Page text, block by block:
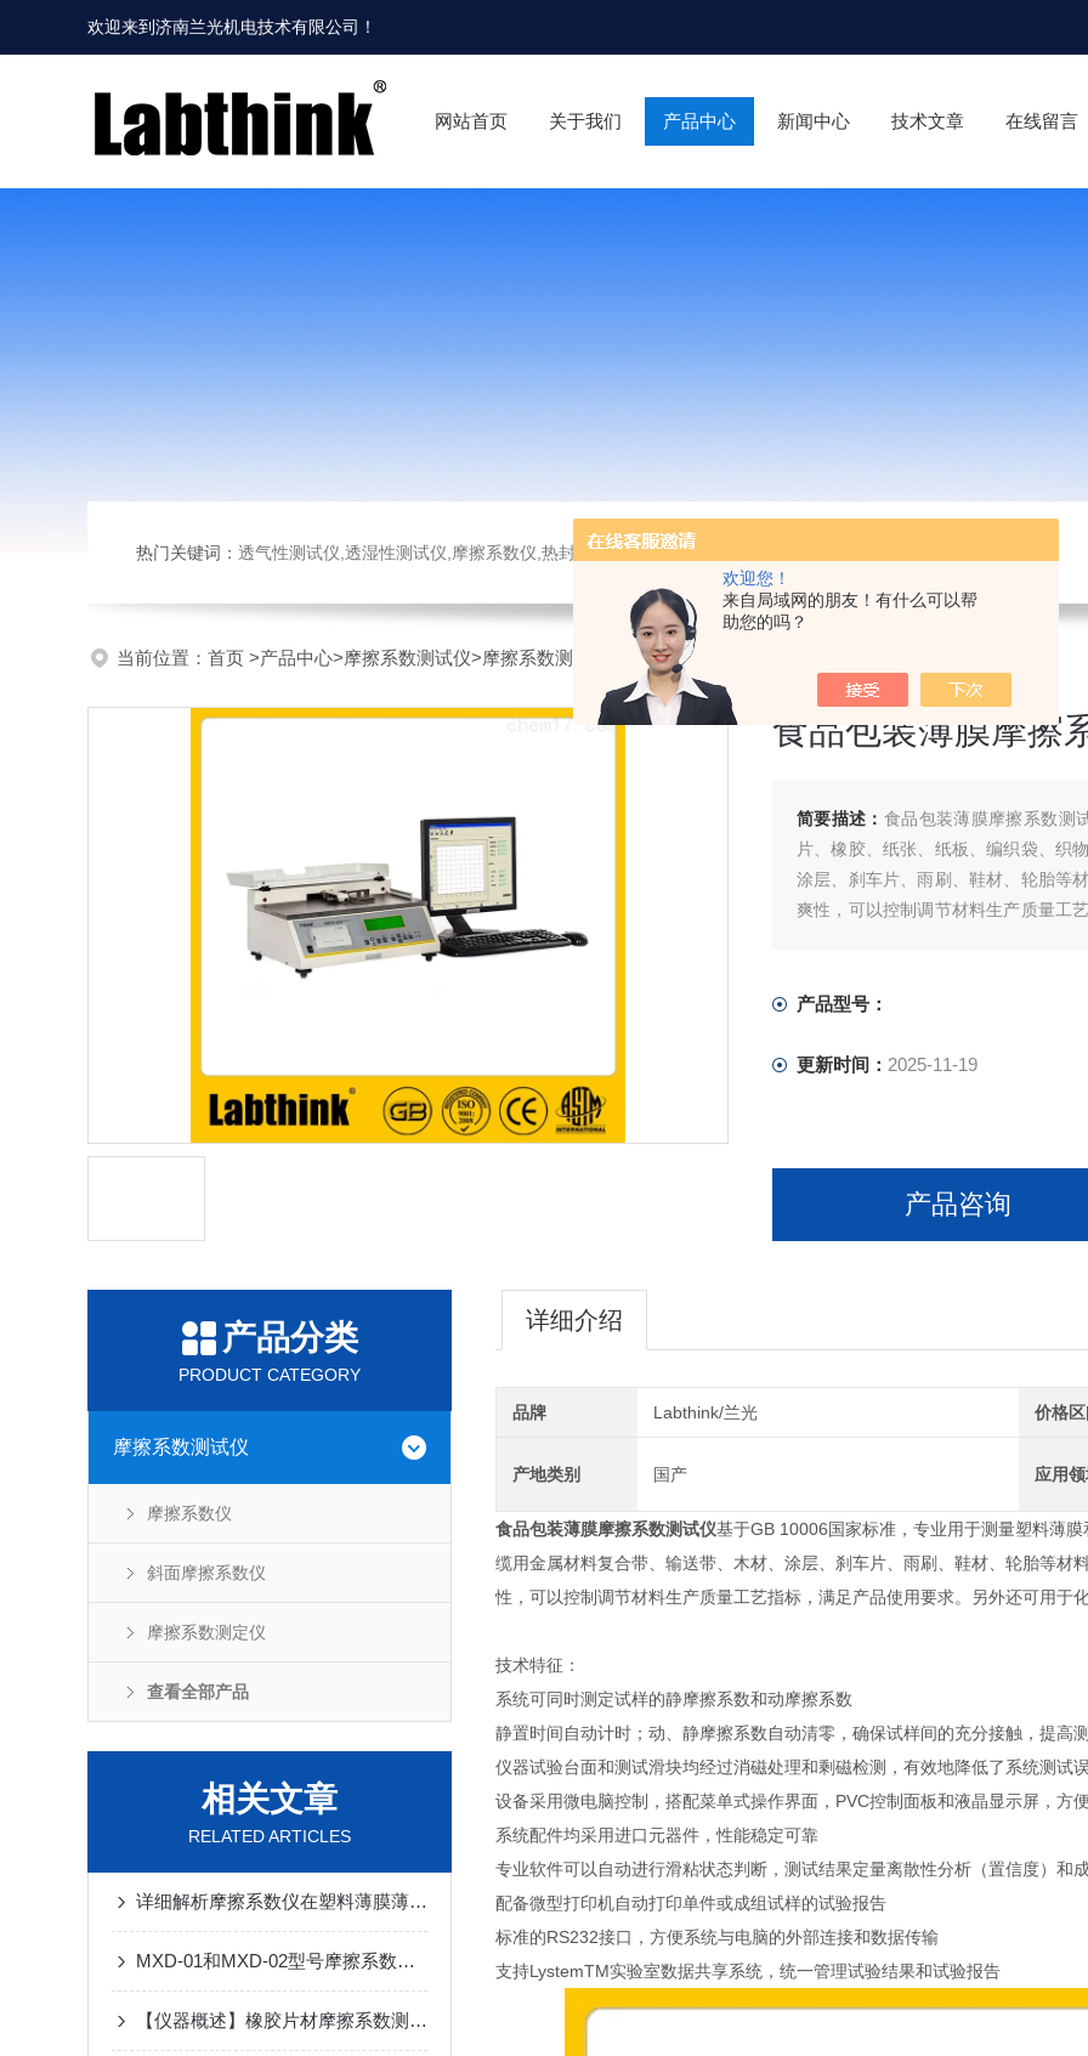
欢迎您！
来自局域网的朋友！有什么可以帮
助您的吗？
欢迎来到济南兰光机电技术有限公司 ！
网站首页 关于我们 产品中心 新闻中心 技术文章 在线留言
热门关键词： 透气性测试仪,透湿性测试仪,摩擦系数仪,热封试验仪,密封试验仪,等压法透氧仪,电子拉力试验机,测厚仪,瓶盖扭矩仪,顶空残氧仪
当前位置： 首页 >产品中心>摩擦系数测试仪>摩擦系数测定仪 >食品包装薄膜摩擦系数测试仪
食品包装薄膜摩擦
简要描述： 食品包装薄膜摩擦系数测
片、橡胶、纸张、纸板、编织袋、织
涂层、刹车片、雨刷、鞋材、轮胎等
爽性，可以控制调节材料生产质量工
产品型号：
更新时间： 2025-11-19
产品咨询
产品分类
PRODUCT CATEGORY
摩擦系数测试仪
摩擦系数仪
斜面摩擦系数仪
摩擦系数测定仪
查看全部产品
相关文章
RELATED ARTICLES
详细解析摩擦系数仪在塑料薄膜薄片检测中的应用
MXD-01和MXD-02型号摩擦系数仪到底有什么不同
【仪器概述】橡胶片材摩擦系数测定仪
详细介绍
品牌 Labthink/兰光 价格
产地类别 国产 应用
食品包装薄膜摩擦系数测试仪基于GB 10006国家标准，专业用于测量塑料薄
缆用金属材料复合带、输送带、木材、涂层、刹车片、雨刷、鞋材、轮胎等材
性，可以控制调节材料生产质量工艺指标，满足产品使用要求。另外还可用于
技术特征：
系统可同时测定试样的静摩擦系数和动摩擦系数
静置时间自动计时；动、静摩擦系数自动清零，确保试样间的充分接触，提高
仪器试验台面和测试滑块均经过消磁处理和剩磁检测，有效地降低了系统测试
设备采用微电脑控制，搭配菜单式操作界面，PVC控制面板和液晶显示屏，方
系统配件均采用进口元器件，性能稳定可靠
专业软件可以自动进行滑粘状态判断，测试结果定量离散性分析（置信度）和
配备微型打印机自动打印单件或成组试样的试验报告
标准的RS232接口，方便系统与电脑的外部连接和数据传输
支持LystemTM实验室数据共享系统，统一管理试验结果和试验报告